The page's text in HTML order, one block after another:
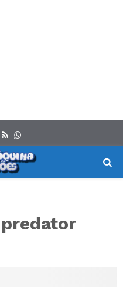
RssWhatsapp